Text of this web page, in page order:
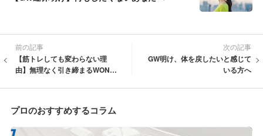
前の記事
【筋トレしても変わらない理
由】無理なく引き締まるWONDE
次の記事
GW明け、体を戻したいと感じて
いる方へ
プロのおすすめするコラム